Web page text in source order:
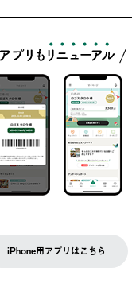
iPhone用アプリはこちら